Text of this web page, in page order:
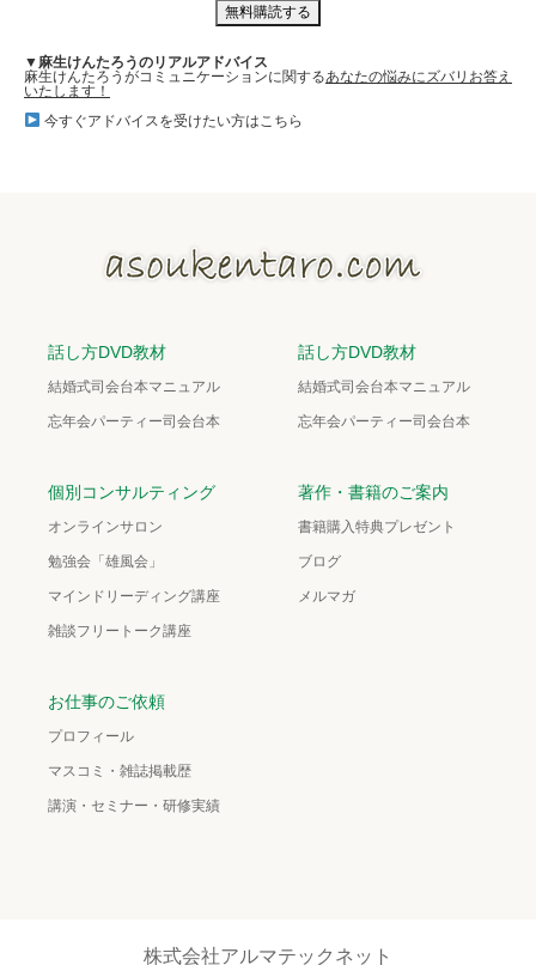
▼麻生けんたろうのリアルアドバイス
麻生けんたろうがコミュニケーションに関するあなたの悩みにズバリお答え
いたします！
今すぐアドバイスを受けたい方はこちら
話し方DVD教材
結婚式司会台本マニュアル
忘年会パーティー司会台本
話し方DVD教材
結婚式司会台本マニュアル
忘年会パーティー司会台本
個別コンサルティング
オンラインサロン
勉強会「雄風会」
マインドリーディング講座
雑談フリートーク講座
著作・書籍のご案内
書籍購入特典プレゼント
ブログ
メルマガ
お仕事のご依頼
プロフィール
マスコミ・雑誌掲載歴
講演・セミナー・研修実績
株式会社アルマテックネット